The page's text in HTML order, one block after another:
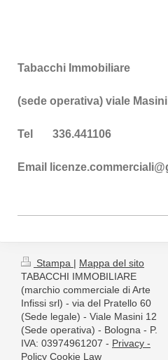
Tabacchi Immobiliare
(sede operativa) viale
Tel 336.441106
Email
Stampa | Mappa del sito
TABACCHI IMMOBILIARE
(marchio commerciale di Arte
Infissi srl) - via del Pratello 60
(Sede legale) - Viale Masini 12
(Sede operativa) - Bologna - P.
IVA: 03974961207 - Privacy -
Policy Cookie Law